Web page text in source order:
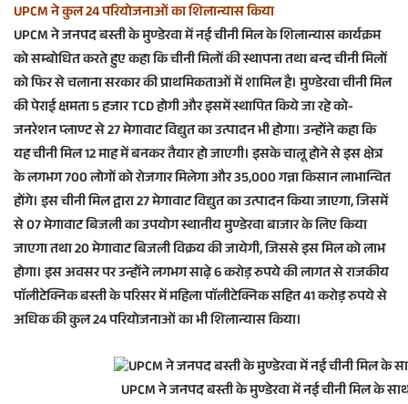
UPCM ने कुल 24 परियोजनाओं का शिलान्यास किया
UPCM ने जनपद बस्ती के मुण्डेरवा में नई चीनी मिल के शिलान्यास कार्यक्रम
को सम्बोधित करते हुए कहा कि चीनी मिलों की स्थापना तथा बन्द चीनी मिलों
को फिर से चलाना सरकार की प्राथमिकताओं में शामिल है। मुण्डेरवा चीनी मिल
की पेराई क्षमता 5 हजार TCD होगी और इसमें स्थापित किये जा रहे को-
जनरेशन प्लाण्ट से 27 मेगावाट विद्युत का उत्पादन भी होगा। उन्होंने कहा कि
यह चीनी मिल 12 माह में बनकर तैयार हो जाएगी। इसके चालू होने से इस क्षेत्र
के लगभग 700 लोगों को रोजगार मिलेगा और 35,000 गन्ना किसान लाभान्वित
होंगे। इस चीनी मिल द्वारा 27 मेगावाट विद्युत का उत्पादन किया जाएगा, जिसमें
से 07 मेगावाट बिजली का उपयोग स्थानीय मुण्डेरवा बाजार के लिए किया
जाएगा तथा 20 मेगावाट बिजली विक्रय की जायेगी, जिससे इस मिल को लाभ
होगा। इस अवसर पर उन्होंने लगभग साढ़े 6 करोड़ रुपये की लागत से राजकीय
पाॅलीटेक्निक बस्ती के परिसर में महिला पाॅलीटेक्निक सहित 41 करोड़ रुपये से
अधिक की कुल 24 परियोजनाओं का भी शिलान्यास किया।
UPCM ने जनपद बस्ती के मुण्डेरवा में नई चीनी मिल के